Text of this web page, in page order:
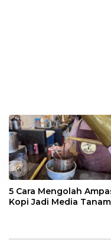
«
5 Cara Mengolah
Kopi Jadi Media Tanam